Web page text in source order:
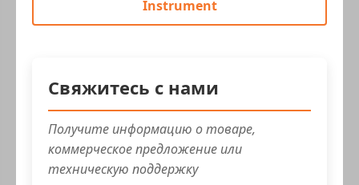
Instrument
Свяжитесь с нами
Получите информацию о товаре,
коммерческое предложение или
техническую поддержку